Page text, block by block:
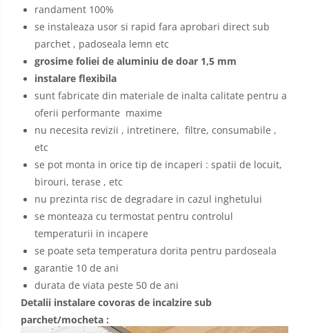
randament 100%
se instaleaza usor si rapid fara aprobari direct sub
parchet , padoseala lemn etc
grosime foliei de aluminiu de doar 1,5 mm
instalare flexibila
sunt fabricate din materiale de inalta calitate pentru a
oferii performante maxime
nu necesita revizii , intretinere, filtre, consumabile ,
etc
se pot monta in orice tip de incaperi : spatii de locuit,
birouri, terase , etc
nu prezinta risc de degradare in cazul inghetului
se monteaza cu termostat pentru controlul
temperaturii in incapere
se poate seta temperatura dorita pentru pardoseala
garantie 10 de ani
durata de viata peste 50 de ani
Detalii instalare covoras de incalzire sub
parchet/mocheta :